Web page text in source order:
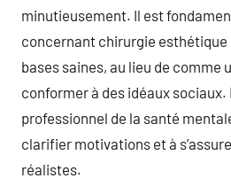
minutieusement. Il est
concernant chirurgie esthétique
bases saines, au lieu de comme
conformer à des idéaux
professionnel de la santé
clarifier motivations et à
réalistes.